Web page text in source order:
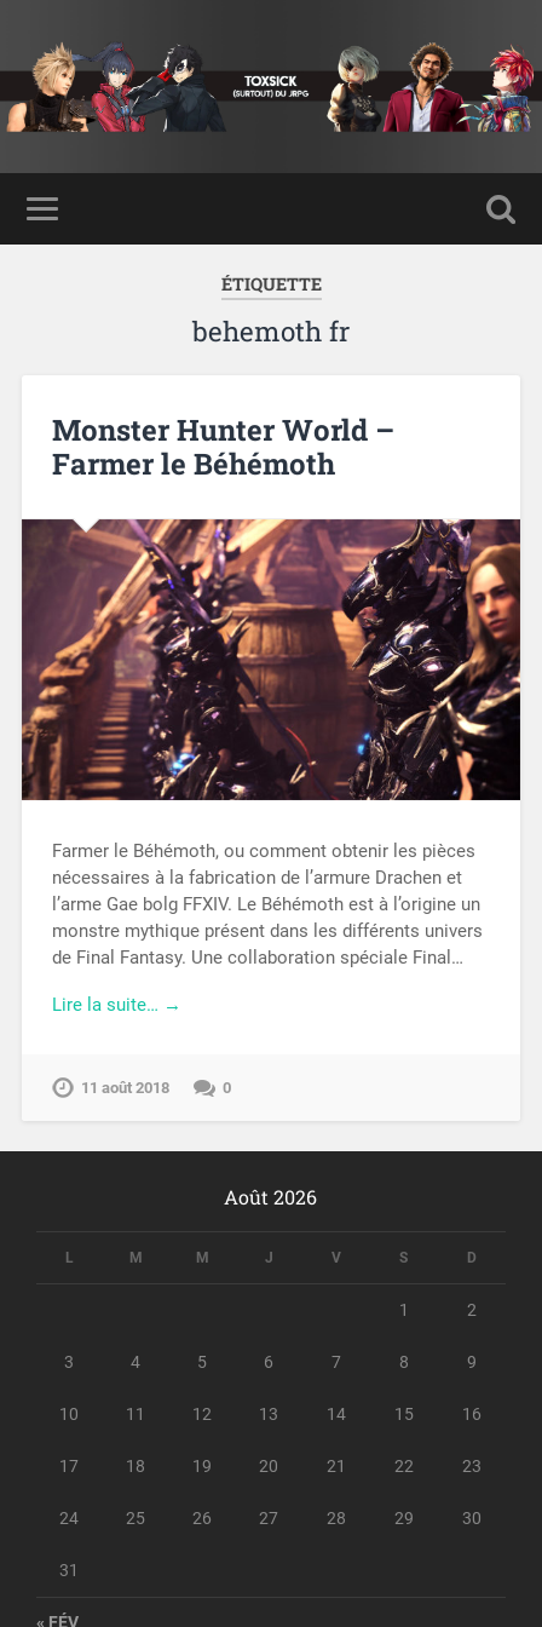
ÉTIQUETTE
behemoth fr
Monster Hunter World –
Farmer le Béhémoth
Farmer le Béhémoth, ou comment obtenir les pièces
nécessaires à la fabrication de l’armure Drachen et
l’arme Gae bolg FFXIV. Le Béhémoth est à l’origine un
monstre mythique présent dans les différents univers
de Final Fantasy. Une collaboration spéciale Final…
Lire la suite… →
11 août 2018 0
Août 2026
L M M J V S D
1 2
3 4 5 6 7 8 9
10 11 12 13 14 15 16
17 18 19 20 21 22 23
24 25 26 27 28 29 30
31
« FÉV